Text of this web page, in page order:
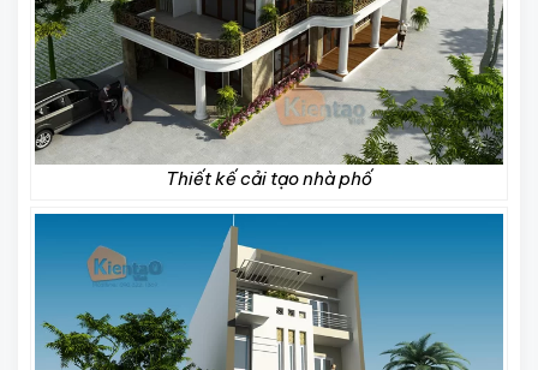
Thiết kế cải tạo nhà phố